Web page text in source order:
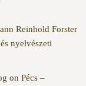
Reinhold Forster
nyelvészeti
on Pécs –